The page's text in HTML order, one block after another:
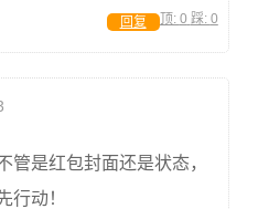
顶: 0 踩: 0
回复
管是红包封面还是状态，
行动！